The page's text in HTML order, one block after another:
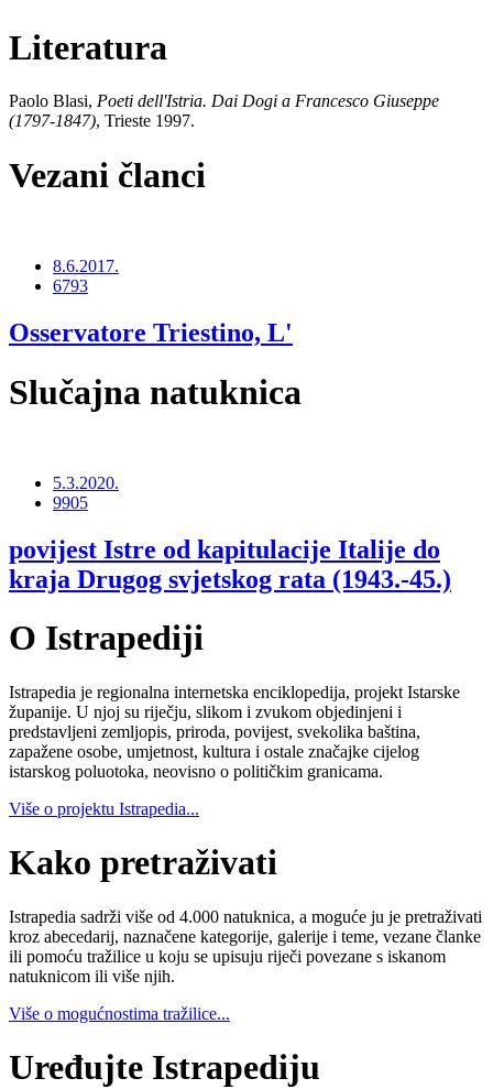
Literatura
Paolo Blasi, Poeti dell'Istria. Dai Dogi a Francesco Giuseppe
(1797-1847), Trieste 1997.
Vezani članci
8.6.2017.
6793
Osservatore Triestino, L'
Slučajna natuknica
5.3.2020.
9905
povijest Istre od kapitulacije Italije do
kraja Drugog svjetskog rata (1943.-45.)
O Istrapediji
Istrapedia je regionalna internetska enciklopedija, projekt Istarske
županije. U njoj su riječju, slikom i zvukom objedinjeni i
predstavljeni zemljopis, priroda, povijest, svekolika baština,
zapažene osobe, umjetnost, kultura i ostale značajke cijelog
istarskog poluotoka, neovisno o političkim granicama.
Više o projektu Istrapedia...
Kako pretraživati
Istrapedia sadrži više od 4.000 natuknica, a moguće ju je pretraživati
kroz abecedarij, naznačene kategorije, galerije i teme, vezane članke
ili pomoću tražilice u koju se upisuju riječi povezane s iskanom
natuknicom ili više njih.
Više o mogućnostima tražilice...
Uređujte Istrapediju